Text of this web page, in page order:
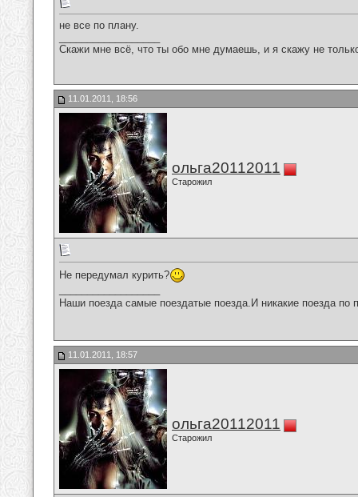
не все по плану.
Скажи мне всё, что ты обо мне думаешь, и я скажу не
11.01.2011, 18:56
ольга20112011
Старожил
Не передумал курить?
Наши поезда самые поездатые поезда.И никакие поезда по
11.01.2011, 18:57
ольга20112011
Старожил